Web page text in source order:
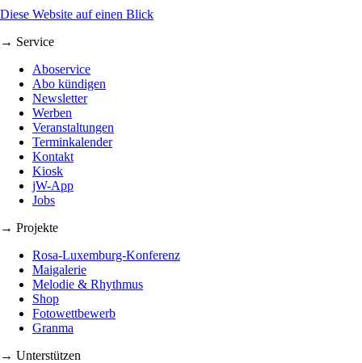
Diese Website auf einen Blick
→ Service
Aboservice
Abo kündigen
Newsletter
Werben
Veranstaltungen
Terminkalender
Kontakt
Kiosk
jW-App
Jobs
→ Projekte
Rosa-Luxemburg-Konferenz
Maigalerie
Melodie & Rhythmus
Shop
Fotowettbewerb
Granma
→ Unterstützen